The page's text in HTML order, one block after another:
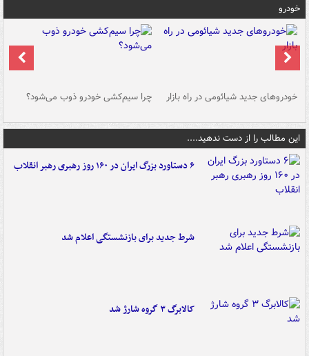
خودرو
خودروهای جدید شیائومی در راه بازار چرا سیم‌کشی خودرو ذوب می‌شود؟
این مطالب را از دست ندهید....
۶ دستاورد بزرگ ایران در ۱۶۰ روز رهبری رهبر انقلاب
شرط جدید برای بازنشستگی اعلام شد
کالابرگ ۳ گروه شارژ شد